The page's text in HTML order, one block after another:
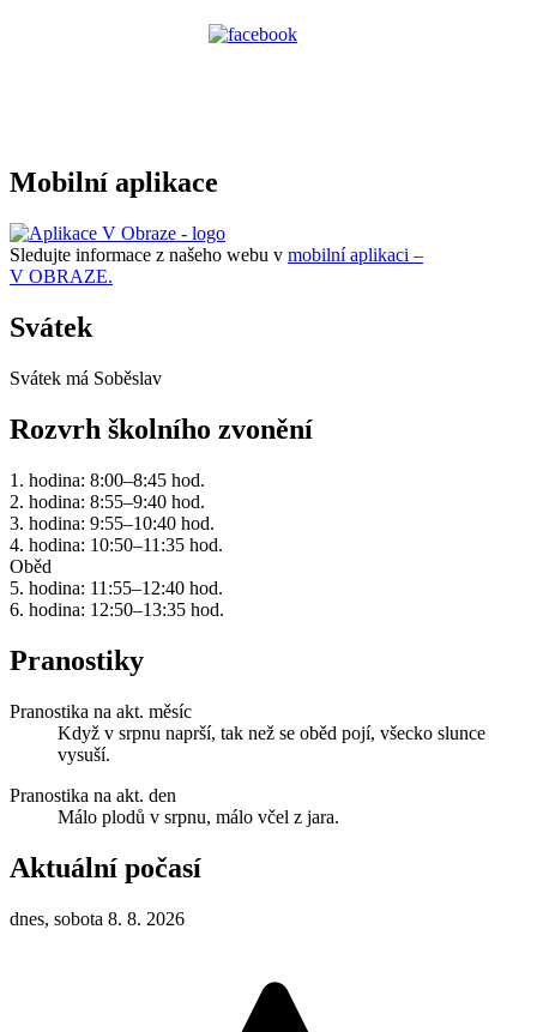
Mobilní aplikace
Sledujte informace z našeho webu v mobilní aplikaci –
V OBRAZE.
Svátek
Svátek má Soběslav
Rozvrh školního zvonění
1. hodina: 8:00–8:45 hod.
2. hodina: 8:55–9:40 hod.
3. hodina: 9:55–10:40 hod.
4. hodina: 10:50–11:35 hod.
Oběd
5. hodina: 11:55–12:40 hod.
6. hodina: 12:50–13:35 hod.
Pranostiky
Pranostika na akt. měsíc
Když v srpnu naprší, tak než se oběd pojí, všecko slunce
vysuší.
Pranostika na akt. den
Málo plodů v srpnu, málo včel z jara.
Aktuální počasí
dnes, sobota 8. 8. 2026